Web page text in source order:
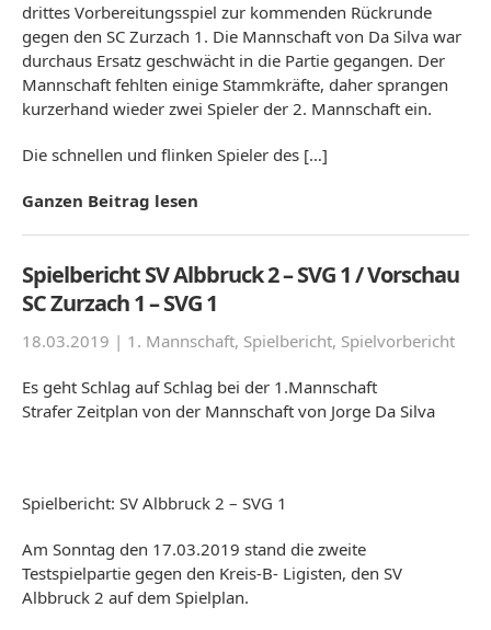
drittes Vorbereitungsspiel zur kommenden Rückrunde
gegen den SC Zurzach 1. Die Mannschaft von Da Silva war
durchaus Ersatz geschwächt in die Partie gegangen. Der
Mannschaft fehlten einige Stammkräfte, daher sprangen
kurzerhand wieder zwei Spieler der 2. Mannschaft ein.
Die schnellen und flinken Spieler des […]
Ganzen Beitrag lesen
Spielbericht SV Albbruck 2 – SVG 1 / Vorschau
SC Zurzach 1 – SVG 1
18.03.2019 | 1. Mannschaft, Spielbericht, Spielvorbericht
Es geht Schlag auf Schlag bei der 1.Mannschaft
Strafer Zeitplan von der Mannschaft von Jorge Da Silva
Spielbericht: SV Albbruck 2 – SVG 1
Am Sonntag den 17.03.2019 stand die zweite
Testspielpartie gegen den Kreis-B- Ligisten, den SV
Albbruck 2 auf dem Spielplan.